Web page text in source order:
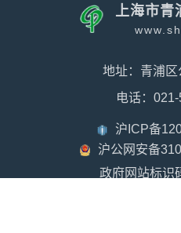
上海市青
地址：青浦
电话：
沪ICP备
沪公网安备
政府网站标识